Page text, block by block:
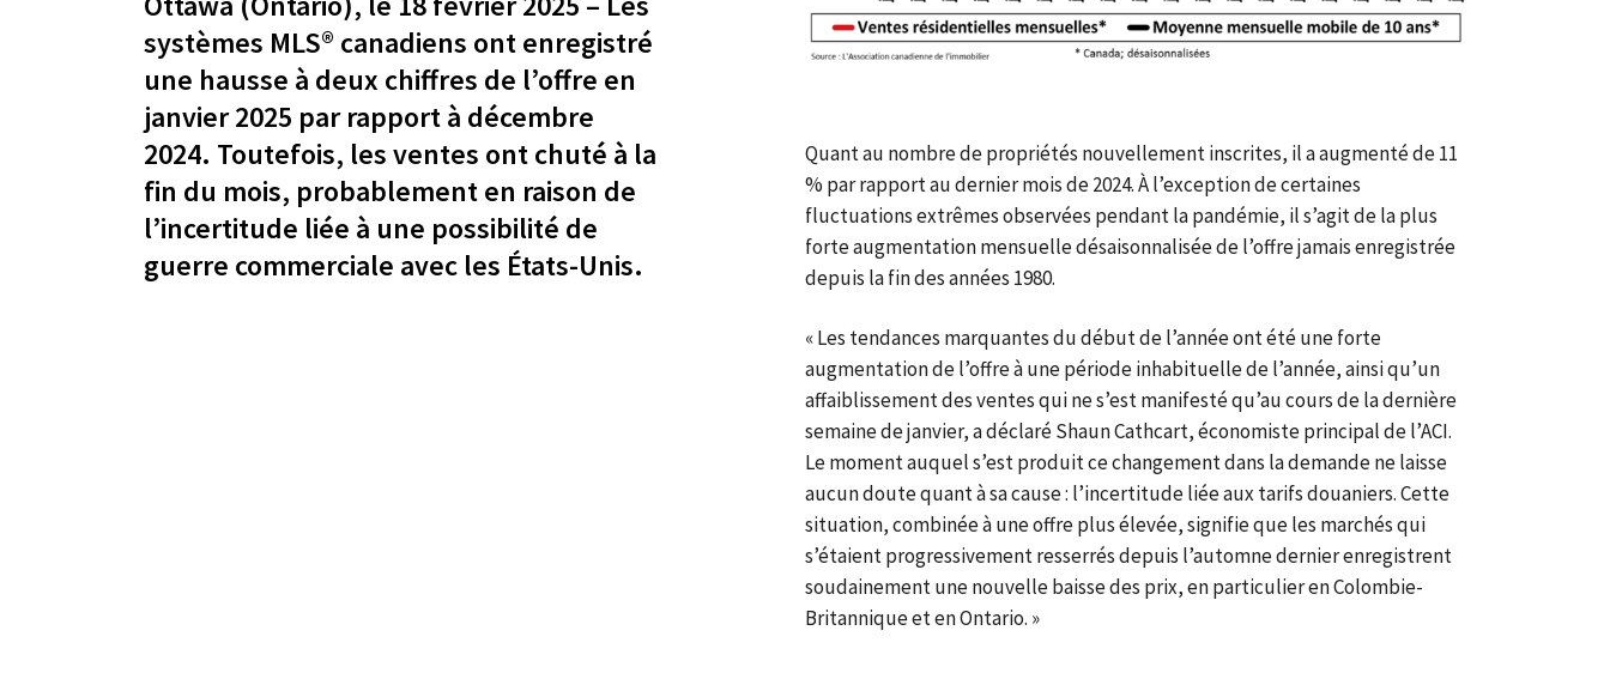
systèmes MLS® canadiens ont enregistré
une hausse à deux chiffres de l’offre en
janvier 2025 par rapport à décembre
2024. Toutefois, les ventes ont chuté à la
fin du mois, probablement en raison de
l’incertitude liée à une possibilité de
guerre commerciale avec les États-Unis.
Quant au nombre de propriétés nouvellement inscrites, il a augmenté de 11
% par rapport au dernier mois de 2024. À l’exception de certaines
fluctuations extrêmes observées pendant la pandémie, il s’agit de la plus
forte augmentation mensuelle désaisonnalisée de l’offre jamais enregistrée
depuis la fin des années 1980.
« Les tendances marquantes du début de l’année ont été une forte
augmentation de l’offre à une période inhabituelle de l’année, ainsi qu’un
affaiblissement des ventes qui ne s’est manifesté qu’au cours de la dernière
semaine de janvier, a déclaré Shaun Cathcart, économiste principal de l’ACI.
Le moment auquel s’est produit ce changement dans la demande ne laisse
aucun doute quant à sa cause : l’incertitude liée aux tarifs douaniers. Cette
situation, combinée à une offre plus élevée, signifie que les marchés qui
s’étaient progressivement resserrés depuis l’automne dernier enregistrent
soudainement une nouvelle baisse des prix, en particulier en Colombie-
Britannique et en Ontario. »